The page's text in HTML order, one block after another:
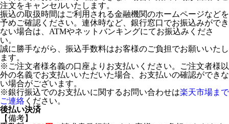
注文をキャンセルいたします。
振込の取扱時間はご利用される金融機関のホームページなどを
予めご確認ください。連休時など、銀行窓口でお振込みができ
ない場合は、ATMやネットバンキングにてお振込みくださ
い。
誠に勝手ながら、振込手数料はお客様のご負担でお願いいたし
ます。
※ご注文者様名義の口座よりお支払いください。ご注文者様以
外の名義でお支払いいただいた場合、お支払いの確認ができな
い場合がございます。
※銀行振込でのお支払いに関するお問い合わせは楽天市場まで
ご連絡 ください。
後払い決済
【備考】